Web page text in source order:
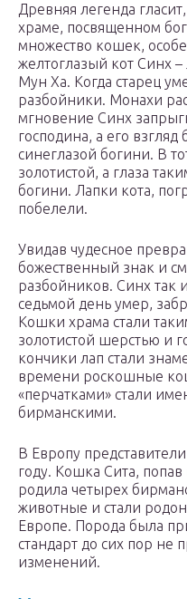
Древняя легенда
храме, посвященном
множество кошек,
желтоглазый кот Синх
Мун Ха. Когда старец
разбойники. Монахи
мгновение Синх
господина, а его
синеглазой богини. В
золотистой, а глаза
богини. Лапки кота,
побелели.
Увидав чудесное
божественный знак и
разбойников. Синх так
седьмой день умер,
Кошки храма стали
золотистой шерстью и
кончики лап стали
времени роскошные
«перчатками» стали
бирманскими.
В Европу
году. Кошка Сита,
родила четырех
животные и стали
Европе. Порода была
стандарт до сих пор не
изменений.